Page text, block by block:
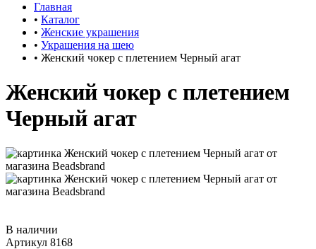
Главная
• Каталог
• Женские украшения
• Украшения на шею
• Женский чокер с плетением Черный агат
Женский чокер с плетением
Черный агат
В наличии
Артикул 8168